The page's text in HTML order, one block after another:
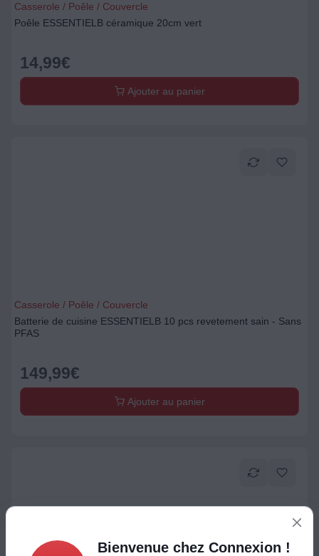
Casserole / Poêle / Couvercle
Poêle ESSENTIELB céramique 20cm vert
14,99€
Ajouter au panier
Casserole / Poêle / Couvercle
Batterie de cuisine ESSENTIELB 10 pcs revetement sain - Sans
PFAS
149,99€
Ajouter au panier
Bienvenue chez Connexion !